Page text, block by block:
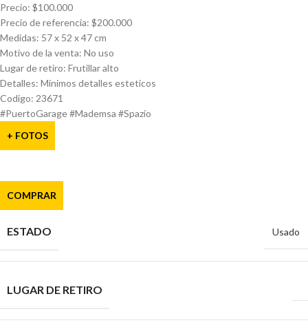
Precio: $100.000
Precio de referencia: $200.000
Medidas: 57 x 52 x 47 cm
Motivo de la venta: No uso
Lugar de retiro: Frutillar alto
Detalles: Minimos detalles esteticos
Codigo: 23671
#PuertoGarage #Mademsa #Spazio
+ FOTOS
COMPRAR
ESTADO Usado
LUGAR DE RETIRO